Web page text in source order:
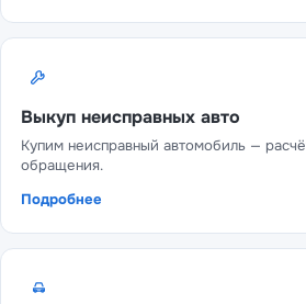
Выкуп неисправных авто
Купим неисправный автомобиль —
обращения.
Подробнее